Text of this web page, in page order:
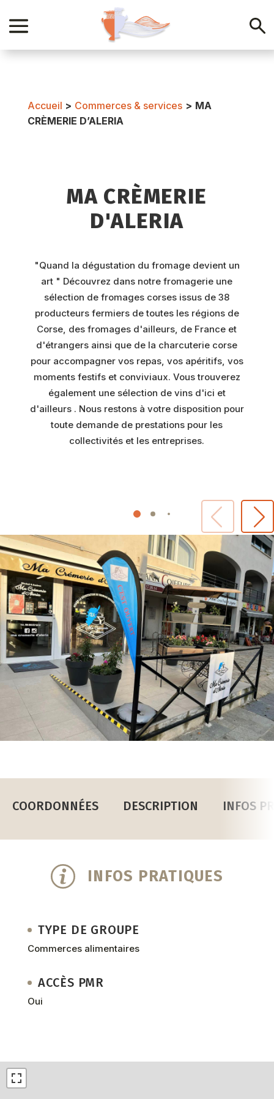
Accueil > Commerces & services > MA
CRÈMERIE D’ALERIA
MA CRÈMERIE
D'ALERIA
"Quand la dégustation du fromage devient un
art " Découvrez dans notre fromagerie une
sélection de fromages corses issus de 38
producteurs fermiers de toutes les régions de
Corse, des fromages d'ailleurs, de France et
d'étrangers ainsi que de la charcuterie corse
pour accompagner vos repas, vos apéritifs, vos
moments festifs et conviviaux. Vous trouverez
également une sélection de vins d'ici et
d'ailleurs . Nous restons à votre disposition pour
toute demande de prestations pour les
collectivités et les entreprises.
COORDONNÉES DESCRIPTION INFOS
INFOS PRATIQUES
TYPE DE GROUPE
Commerces alimentaires
ACCÈS PMR
Oui